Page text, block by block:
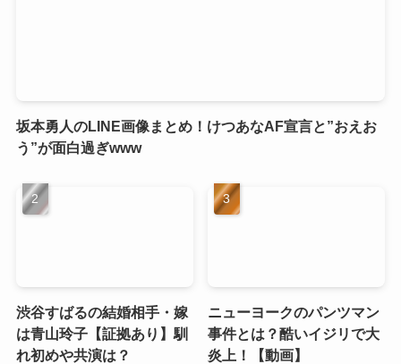
坂本勇人のLINE画像まとめ！けつあなAF宣言と”おえお
う”が面白過ぎwww
渋谷すばるの結婚相手・嫁
は青山玲子【証拠あり】馴
れ初めや共演は？
ニューヨークのパンツマン
事件とは？酷いイジリで大
炎上！【動画】